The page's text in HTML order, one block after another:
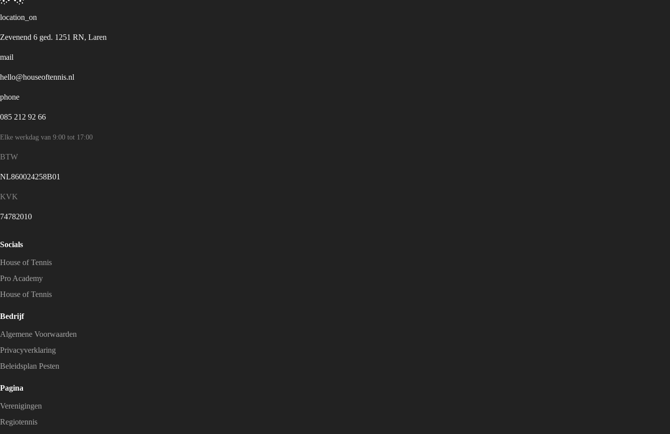
location_on
Zevenend 6 ged. 1251 RN, Laren
mail
hello@houseoftennis.nl
phone
085 212 92 66
Elke werkdag van 9:00 tot 17:00
BTW
NL860024258B01
KVK
74782010
Socials
House of Tennis
Pro Academy
House of Tennis
Bedrijf
Algemene Voorwaarden
Privacyverklaring
Beleidsplan Pesten
Pagina
Verenigingen
Regiotennis